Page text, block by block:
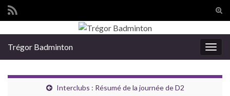
Search for:
Trégor Badminton
Interclubs : Résumé de la journée de D2